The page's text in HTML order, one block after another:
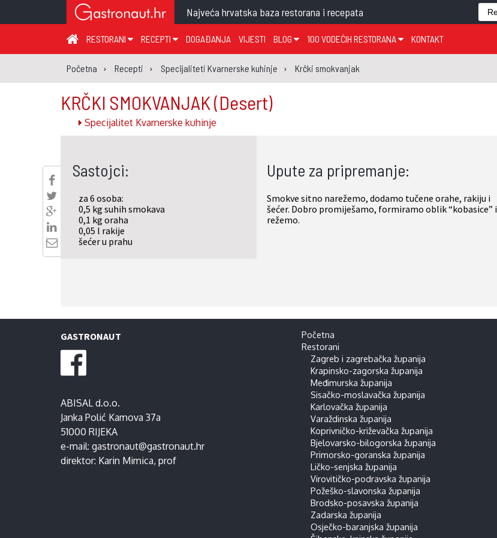
Najveća hrvatska baza restorana i recepata
RESTORANI
ZAGREB I ZAGREBAČKA ŽUPANIJA
KRAPINSKO-ZAGORSKA ŽUPANIJA
MEĐIMURSKA ŽUPANIJA
SISAČKO-MOSLAVAČKA ŽUPANIJA
KARLOVAČKA ŽUPANIJA
KOPRIVNIČKO-KRIŽEVAČKA ŽUPANIJA
VIROVITIČKO-PODRAVSKA ŽUPANIJA
POŽEŠKO-SLAVONSKA ŽUPANIJA
OSJEČKO-BARANJSKA ŽUPANIJA
ŠIBENSKO-KNINSKA ŽUPANIJA
VUKOVARSKO-SRIJEMSKA ŽUPANIJA
ISTARSKA ŽUPANIJA
RECEPTI
JUHA
PREDJELO
GLAVNO JELO
MEĐUJELO
PRILOG
UMAK
SALATA
DOGAĐANJA VIJESTI BLOG
TEMA TJEDNA
KLUB
GASTRO REGIJE
100 VODEĆIH RESTORANA
GLASANJE
KONTAKT
Početna Recepti Specijaliteti Kvarnerske kuhinje Krčki smokvanjak
KRČKI SMOKVANJAK(Desert)
Specijalitet Kvarnerske kuhinje
Sastojci:
za 6 osoba:
0,5 kg suhih smokava
0,1 kg oraha
0,05 l rakije
šećer u prahu
Upute za pripremanje:
Smokve sitno narežemo, dodamo tučene orahe, rakiju i
šećer. Dobro promiješamo, formiramo oblik “kobasice” i
režemo.
GASTRONAUT
ABISAL d.o.o.
Janka Polić Kamova 37a
51000 RIJEKA
e-mail: gastronaut@gastronaut.hr
direktor: Karin Mimica, prof
Početna
Restorani
Zagreb i zagrebačka županija
Krapinsko-zagorska županija
Međimurska županija
Sisačko-moslavačka županija
Karlovačka županija
Varaždinska županija
Koprivničko-križevačka županija
Bjelovarsko-bilogorska županija
Primorsko-goranska županija
Ličko-senjska županija
Virovitičko-podravska županija
Požeško-slavonska županija
Brodsko-posavska županija
Zadarska županija
Osječko-baranjska županija